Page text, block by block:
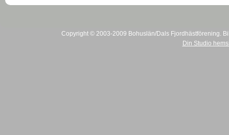
Copyright © 2003-2009 Bohuslän/Dals Fjordhästförening.
Din Studio